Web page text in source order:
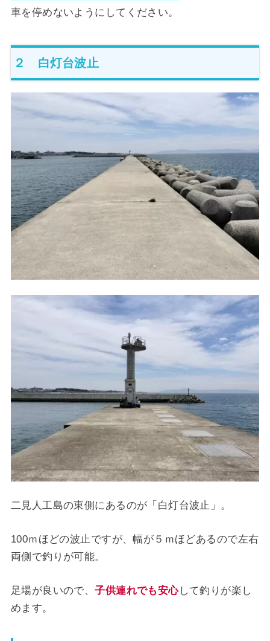
車を停めないようにしてください。
２ 白灯台波止
二見人工島の東側にあるのが「白灯台波止」。
100ｍほどの波止ですが、幅が５ｍほどあるので左右
両側で釣りが可能。
足場が良いので、子供連れでも安心して釣りが楽し
めます。